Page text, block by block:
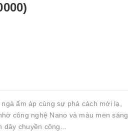
ấm áp cùng sự phá cách mới lạ,
công nghệ Nano và màu men sáng
chuyền công...